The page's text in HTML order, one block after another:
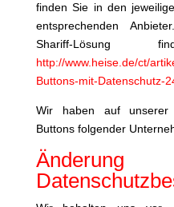
finden Sie in den
entsprechenden
Shariff-
http://www.heise.de/ct/
Buttons-mit-Datenschutz-
Wir haben auf unserer
Buttons folgender